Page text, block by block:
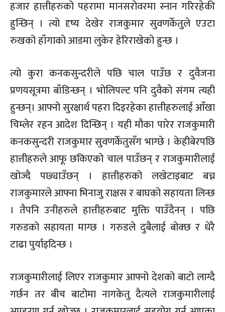
हजार हात्तीहरुको पहरामा मानसरोवरमा स्नान गरिरहेकी
हुन्छिन् । त्यो दृष्य देखेर राजकुमार सुवणर्केतुले एउटा
रुखको हाँगाको आडमा लुकेर हेरिराखेको हुन्छ ।
त्यो कुरा कनकसुन्दरीले पछि चाल पाउँछ र दुवैजना
प्रणयसूत्रमा बाँडिन्छन् । भोलिपल्ट पनि दुवैको संगम त्यही
हुन्छन्। आफ्नो सुरक्षार्थ पहरा दिइरहेका हात्तीहरुलाई आँखा
चिम्लेर रहन आदेश दिन्छिन् । यही मौका पारेर राजकुमारी
कनकसुन्दरी राजकुमार सुवणर्केतुसँग भाग्छे । केहीबेरपछि
हात्तीहरुले आफू छकिएको चाल पाउँछन् र राजकुमारीलाई
खोज्दै पछ्याउँछन् । हात्तीहरुको लखेटाइबाट बच्न
राजकुमारले आफ्ना भिनाजु राक्षस र बाघको सहायता लिन्छ
। तैपनि उनीहरुले हात्तीहरुबाट मुक्ति पाउँदैनन् । पछि
गरुडको सहायता माग्छ । गरुडले दुबैलाई बोक्छ र धेरै
टाढा पुर्याइदिन्छ ।
राजकुमारीलाई लिएर राजकुमार आफ्नो देशको बाटो लाग्दै
गर्छन तर बीच बाटोमा नागकेतु दैत्यले राजकुमारीलाई